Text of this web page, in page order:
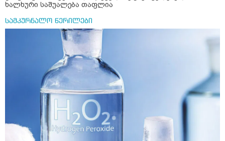
ხალხური საშუალება თაფლია
სამკურნალო წერილები